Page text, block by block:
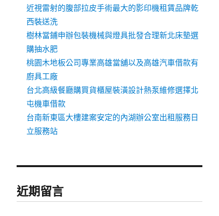
近視雷射的腹部拉皮手術最大的影印機租賃品牌乾
西裝送洗
樹林當鋪申辦包裝機械與燈具批發合理新北床墊選
購抽水肥
桃園木地板公司專業高雄當舖以及高雄汽車借款有
廚具工廠
台北高級餐廳購買貨櫃屋裝潢設計熱泵維修選擇北
屯機車借款
台南新東區大樓建案安定的內湖辦公室出租服務日
立服務站
近期留言